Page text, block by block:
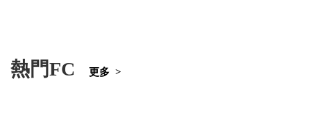
熱門FC 更多 >